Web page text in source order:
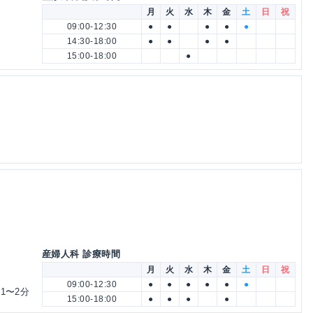
月 火 水 木 金 土 日
祝
09:00-12:30
● ● ● ●
●
14:30-18:00
● ● ●
●
15:00-18:00
●
〜2分
産婦人科 診療時間
月 火 水 木 金 土 日
祝
09:00-12:30
● ● ● ● ●
●
15:00-18:00
● ● ● ●